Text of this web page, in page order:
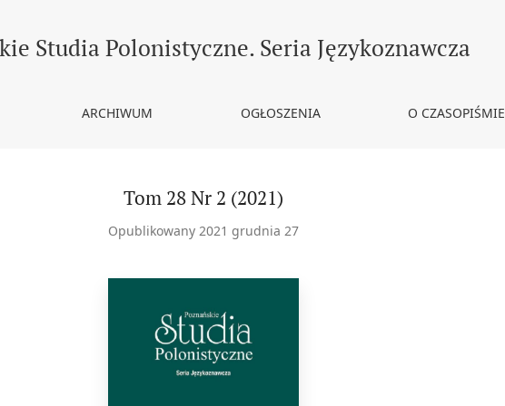
Studia Polonistyczne. Seria Językoznawcza
ARCHIWUM OGŁOSZENIA O CZASOPIŚMIE
Tom 28 Nr 2 (2021)
Opublikowany 2021 grudnia 27